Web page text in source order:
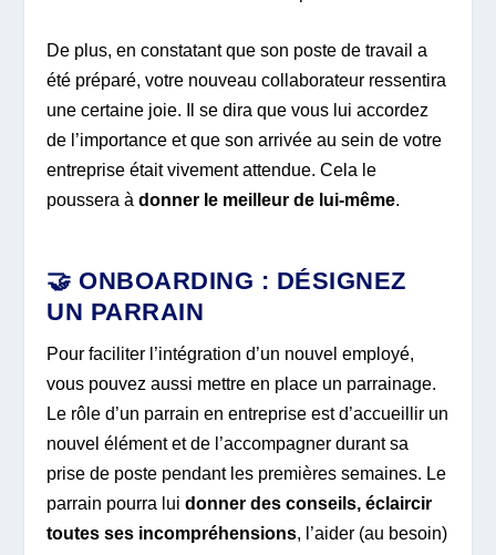
De plus, en constatant que son poste de travail a
été préparé, votre nouveau collaborateur ressentira
une certaine joie. Il se dira que vous lui accordez
de l’importance et que son arrivée au sein de votre
entreprise était vivement attendue. Cela le
poussera àdonner le meilleur de lui-même.
🤝 ONBOARDING : DÉSIGNEZ
UN PARRAIN
Pour faciliter l’intégration d’un nouvel employé,
vous pouvez aussi mettre en place un parrainage.
Le rôle d’un parrain en entreprise est d’accueillir un
nouvel élément et de l’accompagner durant sa
prise de poste pendant les premières semaines. Le
parrain pourra luidonner des conseils, éclaircir
toutes ses incompréhensions, l’aider (au besoin)